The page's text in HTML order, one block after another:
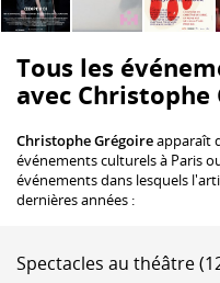
Tous les
avec Christophe
Christophe Grégoireapparaît
événements culturels à Paris
événements dans lesquels
dernières années :
Spectacles au théâtre